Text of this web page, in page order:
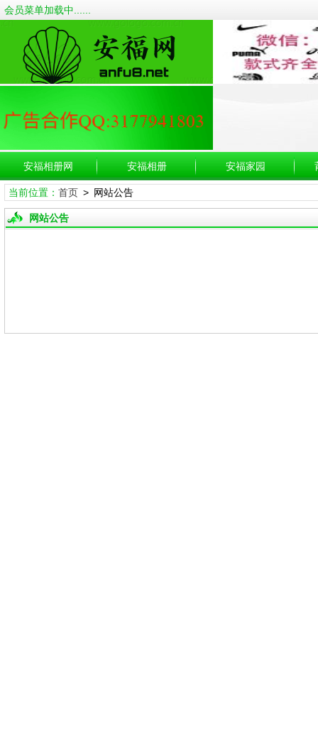
会员菜单加载中......
安福相册网 安福相册 安福家园
当前位置： 首页> 网站公告
网站公告